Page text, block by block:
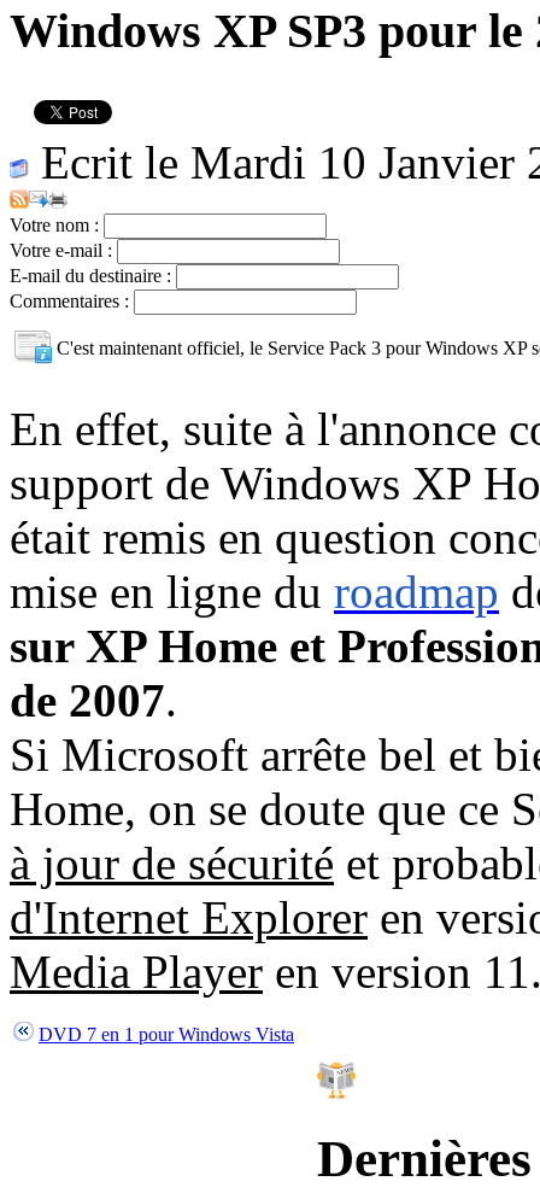
Windows XP SP3 pour le
Ecrit le Mardi 10 Janvier
Votre nom :
Votre e-mail :
E-mail du destinaire :
Commentaires :
C'est maintenant officiel, le Service Pack 3 pour Windows XP
En effet, suite à l'annonce
support de Windows XP
était remis en question
mise en ligne du roadmap
sur XP Home et
de 2007.
Si Microsoft arrête bel et
Home, on se doute que ce
à jour de sécurité et
d'Internet Explorer en
Media Player en version
DVD 7 en 1 pour Windows Vista